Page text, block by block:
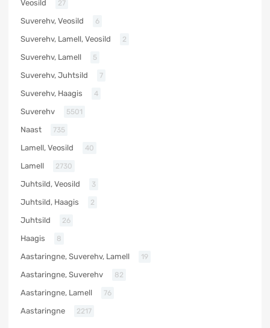
Veosild 27
Suverehv, Veosild 6
Suverehv, Lamell, Veosild 2
Suverehv, Lamell 5
Suverehv, Juhtsild 7
Suverehv, Haagis 4
Suverehv 5501
Naast 735
Lamell, Veosild 40
Lamell 2730
Juhtsild, Veosild 3
Juhtsild, Haagis 2
Juhtsild 26
Haagis 8
Aastaringne, Suverehv, Lamell 19
Aastaringne, Suverehv 82
Aastaringne, Lamell 76
Aastaringne 2217